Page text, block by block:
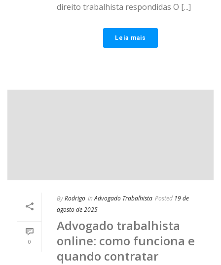
direito trabalhista respondidas O [...]
Leia mais
0
ByRodrigo In Advogado Trabalhista Posted 19 de
agosto de 2025
Advogado trabalhista
online: como funciona e
quando contratar